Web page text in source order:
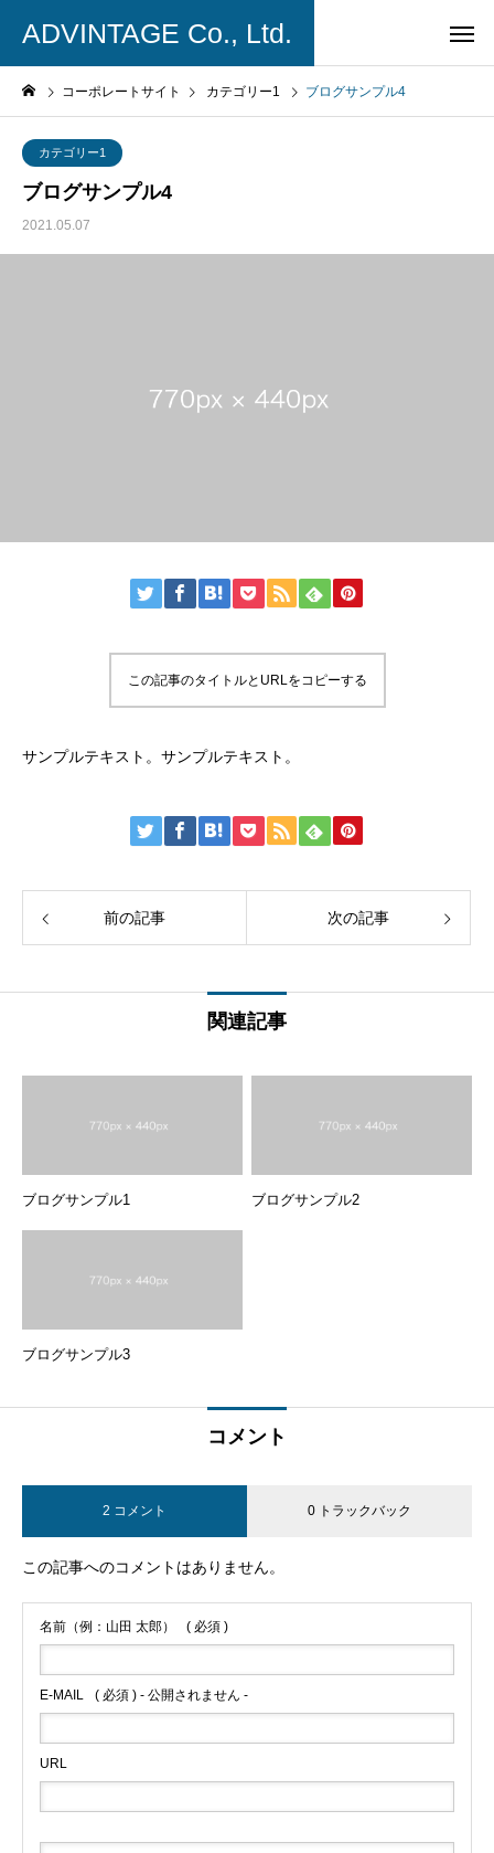
ADVINTAGE Co., Ltd.
コーポレートサイト カテゴリー1 ブログサンプル4
カテゴリー1
ブログサンプル4
2021.05.07
この記事のタイトルとURLをコピーする
サンプルテキスト。サンプルテキスト。
前の記事 次の記事
関連記事
ブログサンプル1 ブログサンプル2
ブログサンプル3
コメント
2 コメント 0 トラックバック
この記事へのコメントはありません。
名前（例：山田 太郎） ( 必須 )
E-MAIL ( 必須 ) - 公開されません -
URL